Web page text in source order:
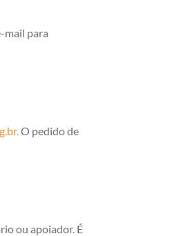
mail para
.O pedido de
ou apoiador. É